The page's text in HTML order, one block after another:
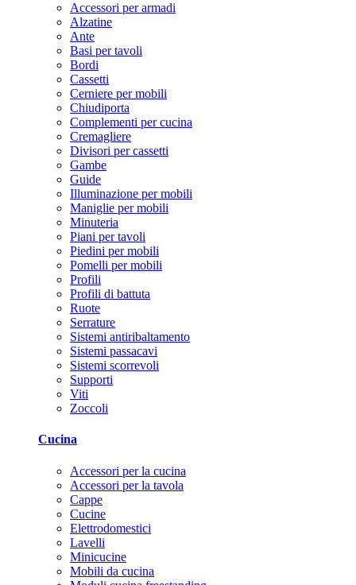
Accessori per armadi
Alzatine
Ante
Basi per tavoli
Bordi
Cassetti
Cerniere per mobili
Chiudiporta
Complementi per cucina
Cremagliere
Divisori per cassetti
Gambe
Guide
Illuminazione per mobili
Maniglie per mobili
Minuteria
Piani per tavoli
Piedini per mobili
Pomelli per mobili
Profili
Profili di battuta
Ruote
Serrature
Sistemi antiribaltamento
Sistemi passacavi
Sistemi scorrevoli
Supporti
Viti
Zoccoli
Cucina
Accessori per la cucina
Accessori per la tavola
Cappe
Cucine
Elettrodomestici
Lavelli
Minicucine
Mobili da cucina